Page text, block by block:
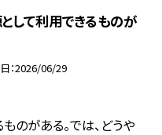
して利用できるものが
2026/06/29
のがある。では、どうや